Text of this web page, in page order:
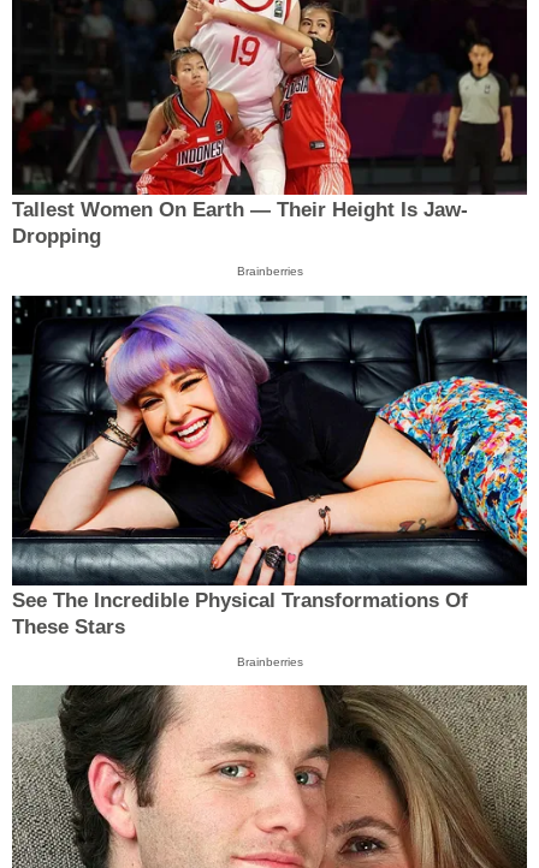
Tallest Women On Earth — Their Height Is Jaw-
Dropping
Brainberries
See The Incredible Physical Transformations Of
These Stars
Brainberries